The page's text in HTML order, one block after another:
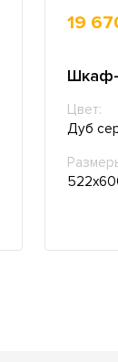
19
Цвет:
Дуб